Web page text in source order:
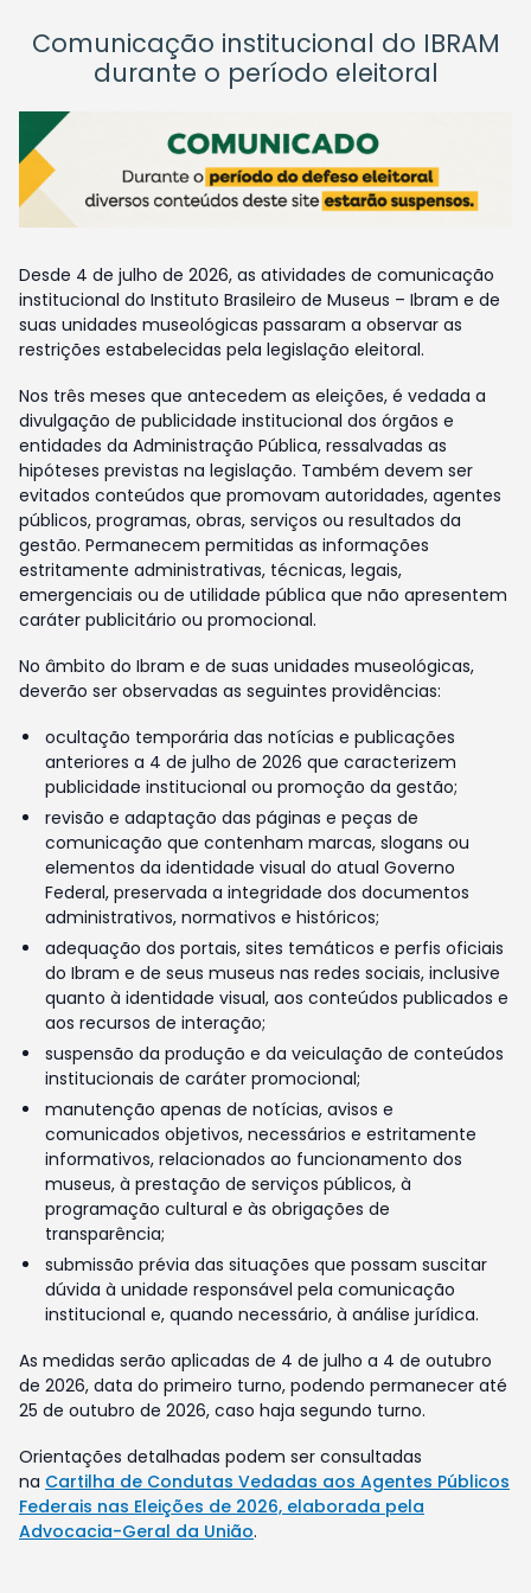
Comunicação institucional do IBRAM
durante o período eleitoral
Desde 4 de julho de 2026, as atividades de comunicação
institucional do Instituto Brasileiro de Museus – Ibram e de
suas unidades museológicas passaram a observar as
restrições estabelecidas pela legislação eleitoral.
Nos três meses que antecedem as eleições, é vedada a
divulgação de publicidade institucional dos órgãos e
entidades da Administração Pública, ressalvadas as
hipóteses previstas na legislação. Também devem ser
evitados conteúdos que promovam autoridades, agentes
públicos, programas, obras, serviços ou resultados da
gestão. Permanecem permitidas as informações
estritamente administrativas, técnicas, legais,
emergenciais ou de utilidade pública que não apresentem
caráter publicitário ou promocional.
No âmbito do Ibram e de suas unidades museológicas,
deverão ser observadas as seguintes providências:
ocultação temporária das notícias e publicações
anteriores a 4 de julho de 2026 que caracterizem
publicidade institucional ou promoção da gestão;
revisão e adaptação das páginas e peças de
comunicação que contenham marcas, slogans ou
elementos da identidade visual do atual Governo
Federal, preservada a integridade dos documentos
administrativos, normativos e históricos;
adequação dos portais, sites temáticos e perfis oficiais
do Ibram e de seus museus nas redes sociais, inclusive
quanto à identidade visual, aos conteúdos publicados e
aos recursos de interação;
suspensão da produção e da veiculação de conteúdos
institucionais de caráter promocional;
manutenção apenas de notícias, avisos e
comunicados objetivos, necessários e estritamente
informativos, relacionados ao funcionamento dos
museus, à prestação de serviços públicos, à
programação cultural e às obrigações de
transparência;
submissão prévia das situações que possam suscitar
dúvida à unidade responsável pela comunicação
institucional e, quando necessário, à análise jurídica.
As medidas serão aplicadas de 4 de julho a 4 de outubro
de 2026, data do primeiro turno, podendo permanecer até
25 de outubro de 2026, caso haja segundo turno.
Orientações detalhadas podem ser consultadas
na Cartilha de Condutas Vedadas aos Agentes Públicos
Federais nas Eleições de 2026, elaborada pela
Advocacia-Geral da União.